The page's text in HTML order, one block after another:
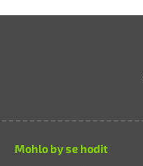
Mohlo by se hodit